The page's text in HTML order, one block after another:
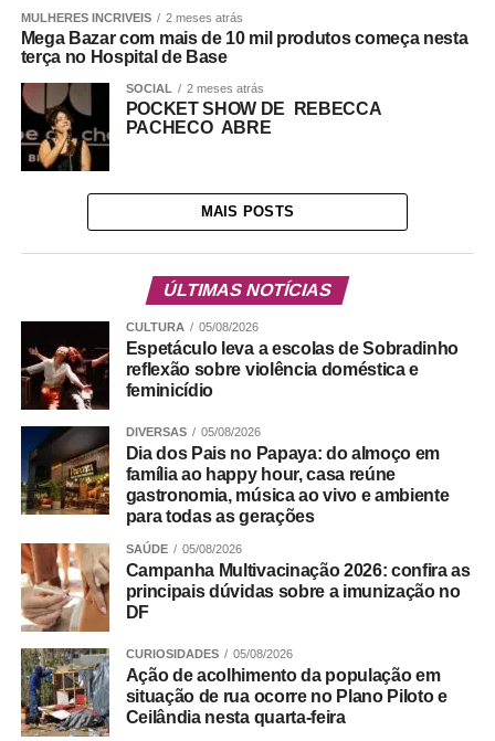
MULHERES INCRIVEIS 2 meses atrás
Mega Bazar com mais de 10 mil produtos começa nesta
terça no Hospital de Base
SOCIAL 2 meses atrás
POCKET SHOW DE REBECCA
PACHECO ABRE
MAIS POSTS
ÚLTIMAS NOTÍCIAS
CULTURA 05/08/2026
Espetáculo leva a escolas de Sobradinho
reflexão sobre violência doméstica e
feminicídio
DIVERSAS 05/08/2026
Dia dos Pais no Papaya: do almoço em
família ao happy hour, casa reúne
gastronomia, música ao vivo e ambiente
para todas as gerações
SAÚDE 05/08/2026
Campanha Multivacinação 2026: confira as
principais dúvidas sobre a imunização no
DF
CURIOSIDADES 05/08/2026
Ação de acolhimento da população em
situação de rua ocorre no Plano Piloto e
Ceilândia nesta quarta-feira